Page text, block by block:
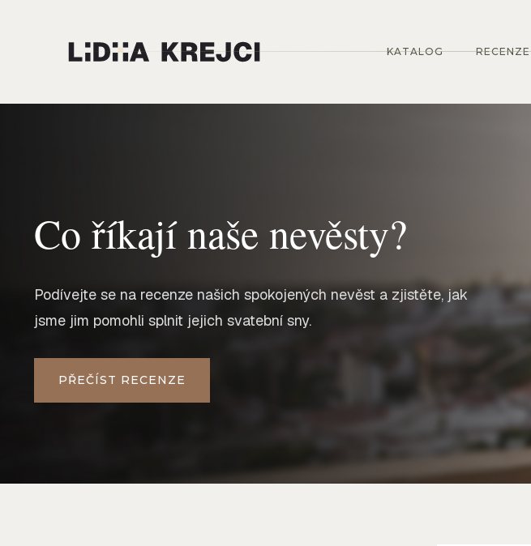
KATALOG RECENZE
Co říkají naše nevěsty?
Podívejte se na recenze našich spokojených nevěst a zjistěte, jak
jsme jim pomohli splnit jejich svatební sny.
PŘEČÍST RECENZE